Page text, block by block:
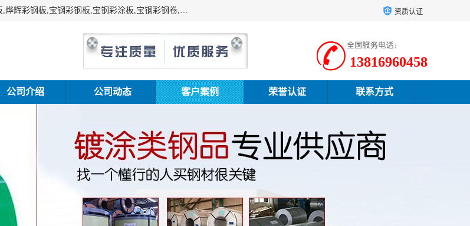
上海志辰实业有限公司主要经销:上海宝钢彩钢卷（宝钢总厂）台湾氟碳彩钢板,烨辉彩钢板,宝钢彩钢板,宝钢彩涂板,宝钢彩钢卷,马钢彩钢板,马钢彩钢卷,镀铝锌钢板,PVDF彩钢板,台湾烨辉彩钢板,高耐候彩钢板,硅改性彩钢板,规格齐全。 资质认证
13816960458
公司介绍 公司动态 客户案例 荣誉认证 联系方式